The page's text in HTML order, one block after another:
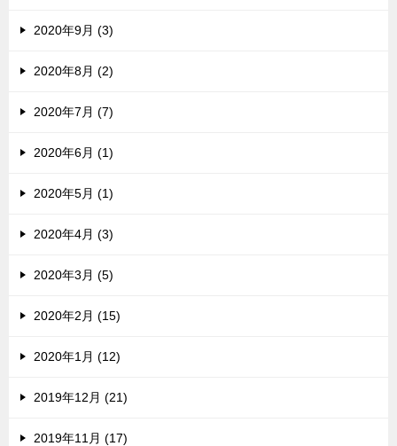
2020年9月 (3)
2020年8月 (2)
2020年7月 (7)
2020年6月 (1)
2020年5月 (1)
2020年4月 (3)
2020年3月 (5)
2020年2月 (15)
2020年1月 (12)
2019年12月 (21)
2019年11月 (17)